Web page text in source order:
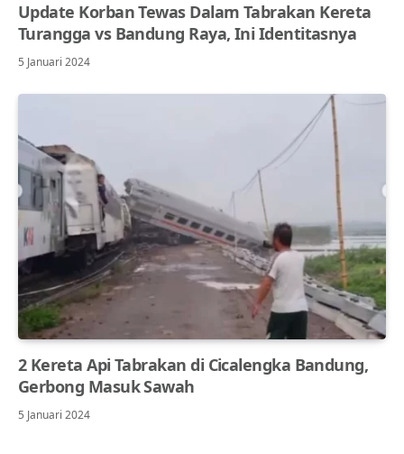
Update Korban Tewas Dalam Tabrakan Kereta
Turangga vs Bandung Raya, Ini Identitasnya
5 Januari 2024
2 Kereta Api Tabrakan di Cicalengka Bandung,
Gerbong Masuk Sawah
5 Januari 2024